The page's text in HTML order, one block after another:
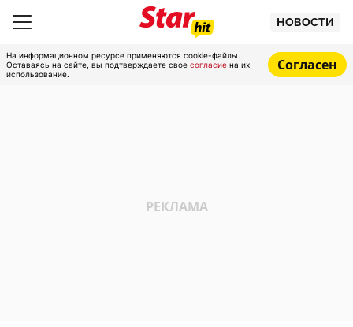
НОВОСТИ
На информационном ресурсе применяются cookie-файлы.
Оставаясь на сайте, вы подтверждаете свое согласие на их
использование.
Согласен